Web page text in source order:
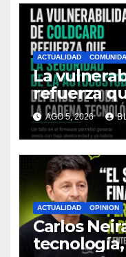
ACTUALIDAD
La
refuerza
la
toda la
afirma
AGO 5, 2026
ACTUALIDAD OPINION
Carlos